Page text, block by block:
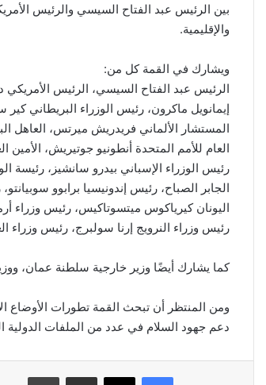
بين الرئيس عبد الفتاح السيسي والرئيس
والإقليمية.
ويشارك في القمة كل من:
الرئيس عبد الفتاح السيسي، الرئيس
إيمانويل ماكرون، رئيس الوزراء البريطاني
المستشار الألماني فريدريش ميرتس، العاهل
العام للأمم المتحدة أنطونيو جوتيريش، الأمين
رئيس الوزراء الإسباني بيدرو سانشيز، رئيسة
الجابر الصباح، رئيس إندونيسيا برابوو
اليونان كيرياكوس ميتسوتاكيس، رئيس وزراء
رئيس وزراء النرويج إرنا سولبرج، رئيس وزراء
كما يشارك أيضًا وزير خارجية سلطنة عمان،
ومن المنتظر أن تبحث القمة تطورات الأوضاع
دعم جهود السلام في عدد من الملفات الدولية
فيسبوك ‫X مشاركة عبر البريد طباعة